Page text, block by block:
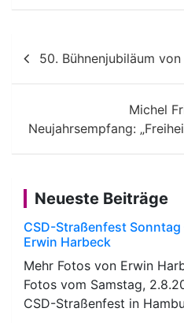
50. Bühnenjubiläum
Michel
Neujahrsempfang:
Neueste Beiträge
CSD-Straßenfest Sonntag
Erwin Harbeck
Mehr Fotos von Erwin
Fotos vom Samstag,
CSD-Straßenfest in